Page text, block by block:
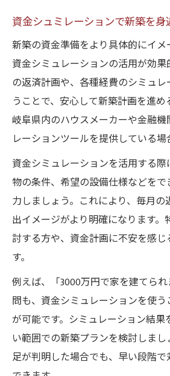
資金シュミレーションで新築を身
新築の資金準備をより具体的にイメ
資金シミュレーションの活用が効果
の返済計画や、各種経費のシミュ
うことで、安心して新築計画を進め
岐阜県内のハウスメーカーや金融
レーションツールを提供している場
資金シミュレーションを活用する
物の条件、希望の設備仕様などを
力しましょう。これにより、毎月
出イメージがより明確になります
討する方や、資金計画に不安を感
す。
例えば、「3000万円で家を建てら
問も、資金シミュレーションを使
が可能です。シミュレーション結
い範囲での新築プランを検討しま
足が判明した場合でも、早い段階